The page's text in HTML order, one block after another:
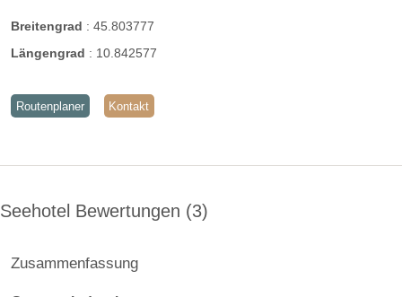
Breitengrad : 45.803777
Längengrad : 10.842577
Routenplaner Kontakt
Seehotel Bewertungen 3
Zusammenfassung